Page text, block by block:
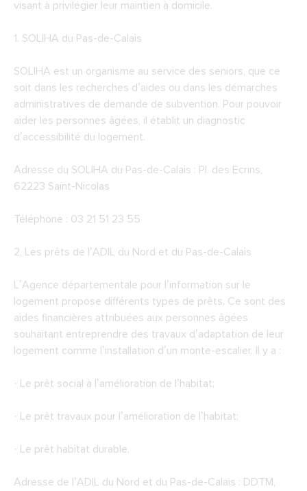
visant à privilégier leur maintien à domicile.
1. SOLIHA du Pas-de-Calais
SOLIHA est un organisme au service des seniors, que ce
soit dans les recherches d’aides ou dans les démarches
administratives de demande de subvention. Pour pouvoir
aider les personnes âgées, il établit un diagnostic
d’accessibilité du logement.
Adresse du SOLIHA du Pas-de-Calais : Pl. des Ecrins,
62223 Saint-Nicolas
Téléphone : 03 21 51 23 55
2. Les prêts de l’ADIL du Nord et du Pas-de-Calais
L’Agence départementale pour l’information sur le
logement propose différents types de prêts. Ce sont des
aides financières attribuées aux personnes âgées
souhaitant entreprendre des travaux d’adaptation de leur
logement comme l’installation d’un monte-escalier. Il y a :
· Le prêt social à l’amélioration de l’habitat;
· Le prêt travaux pour l’amélioration de l’habitat;
· Le prêt habitat durable.
Adresse de l’ADIL du Nord et du Pas-de-Calais : DDTM,